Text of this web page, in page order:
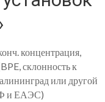
концентрация,
склонность к
или другой
и ЕАЭС)